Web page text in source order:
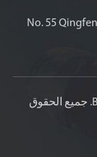
No. 55
جميع الحقوق